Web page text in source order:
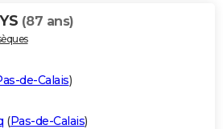
(87 ans)
de-Calais)
(Pas-de-Calais)